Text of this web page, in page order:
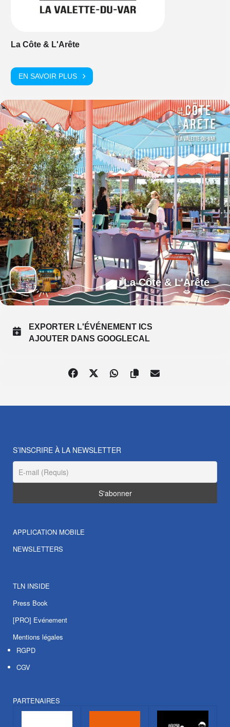
La Côte & L'Arête
EN SAVOIR PLUS
La Côte & L'Arête
EXPORTER L'ÉVÉNEMENT ICS
AJOUTER DANS GOOGLECAL
S’INSCRIRE À LA NEWSLETTER
APPLICATION MOBILE
NEWSLETTERS
TLN INSIDE
Press Book
[PRO] Evénement
Mentions légales
RGPD
CGV
PARTENAIRES